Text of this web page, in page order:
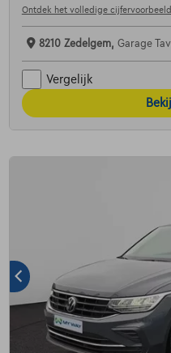
Ontdek het volledige cijfervoorbeeld
8210 Zedelgem, Garage
Vergelijk